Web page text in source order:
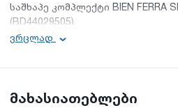
საშხაპე კომპლექტი BIEN FERRA
(BD44029505)
ბრენდი: BIEN
ვრცლად
მახასიათებლები